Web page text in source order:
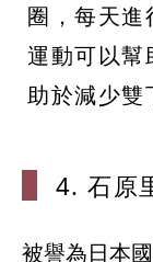
圈，每天
運動可以幫
助於減少雙
4. 石原
被譽為日本